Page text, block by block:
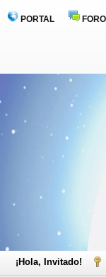
PORTAL FORO
¡Hola, Invitado!